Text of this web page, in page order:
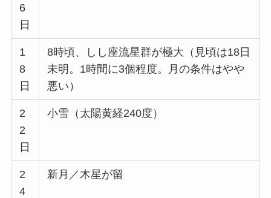
6
日
1
8
日
8時頃、しし座流星群が極大（見頃は18日
未明。1時間に3個程度。月の条件はやや
悪い）
2
2
日
小雪（太陽黄経240度）
2
4
新月／木星が留